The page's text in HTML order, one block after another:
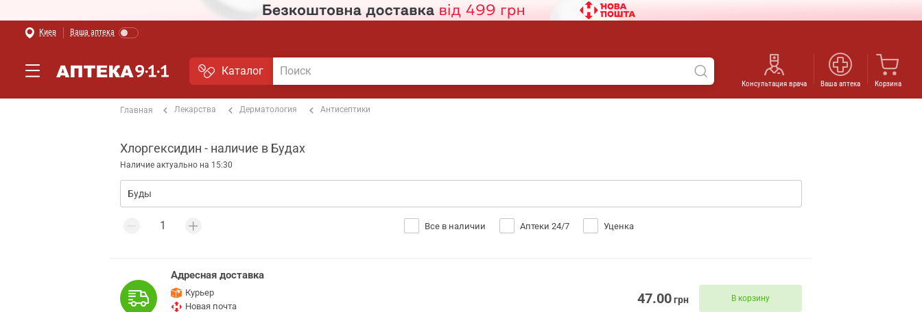
Киев Ваша аптека
Каталог
Консультация врача Ваша аптека Корзина
Главная Лекарства Дерматология Антисептики
Хлоргексидин - наличие в Будах
Наличие актуально на 15:30
Все в наличии Аптеки 24/7 Уценка
Адресная доставка
Курьер
Новая почта
47.00грн В корзину